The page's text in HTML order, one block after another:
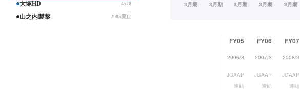
大塚HD 4578
山之内製薬 2005廃止
FY05 FY06 FY07
2006/3 2007/3 2008/3
JGAAP
連結
JGAAP
連結
JGAAP
連結